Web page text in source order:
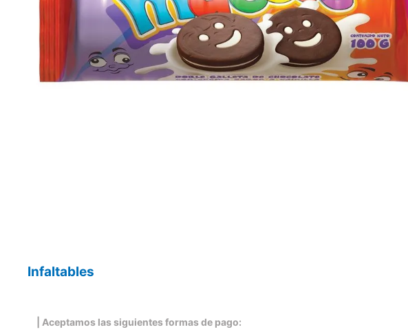
Infaltables
| Aceptamos las siguientes formas de pago: